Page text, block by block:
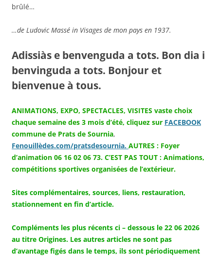
brûlé…
…de Ludovic Massé in Visages de mon pays en 1937.
Adissiàs e benvenguda a tots. Bon dia i
benvinguda a tots. Bonjour et
bienvenue à tous.
ANIMATIONS, EXPO, SPECTACLES, VISITES vaste choix
chaque semaine des 3 mois d’été, cliquez sur FACEBOOK
commune de Prats de Sournia,
Fenouillèdes.com/pratsdesournia. AUTRES : Foyer
d’animation 06 16 02 06 73. C’EST PAS TOUT : Animations,
compétitions sportives organisées de l’extérieur.
Sites complémentaires, sources, liens, restauration,
stationnement en fin d’article.
Compléments les plus récents ci – dessous le 22 06 2026
au titre Origines. Les autres articles ne sont pas
d’avantage figés dans le temps, ils sont périodiquement